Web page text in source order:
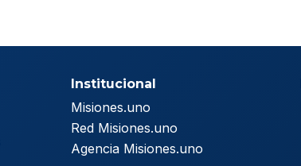
Institucional
Misiones.uno
Red Misiones.uno
Agencia Misiones.uno